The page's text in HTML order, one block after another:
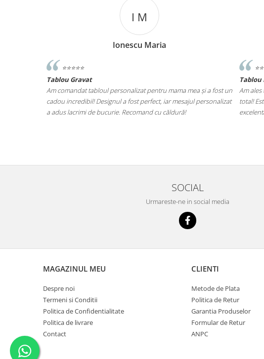
I M
Ionescu Maria
⭐️⭐️⭐️⭐️⭐️
Tablou Gravat
Am comandat tabloul personalizat pentru mama mea și a fost un
cadou incredibil! Designul a fost perfect, iar mesajul personalizat
a adus lacrimi de bucurie. Recomand cu căldură!
Tablou
Am
total!
SOCIAL
Urmareste-ne in social media
MAGAZINUL MEU
Despre noi
Termeni si Conditii
Politica de Confidentialitate
Politica de livrare
Contact
CLIENTI
Metode de Plata
Politica de Retur
Garantia Produselor
Formular de Retur
ANPC